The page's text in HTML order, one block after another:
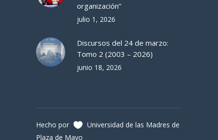
organización”
julio 1, 2026
Discursos del 24 de marzo:
Tomo 2 (2003 – 2026)
junio 18, 2026
Hecho por
Universidad de las Madres de
Plaza de Mayo